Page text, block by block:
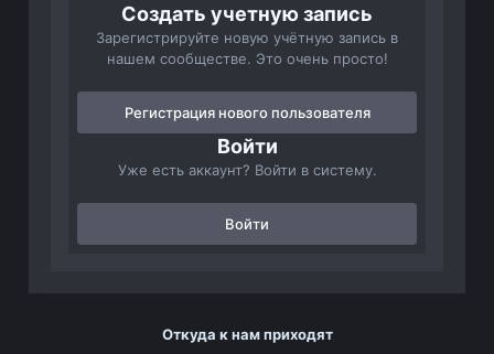
Создать учетную запись
Зарегистрируйте новую учётную запись в
нашем сообществе. Это очень просто!
Регистрация нового пользователя
Войти
Уже есть аккаунт? Войти в систему.
Войти
Откуда к нам приходят